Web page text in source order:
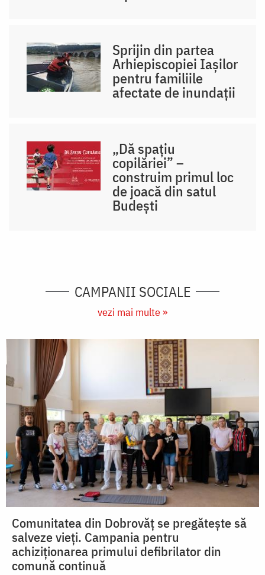
Sprijin din partea
Arhiepiscopiei Iaşilor
pentru familiile
afectate de inundaţii
„Dă spațiu
copilăriei” –
construim primul loc
de joacă din satul
Budești
CAMPANII SOCIALE
vezi mai multe »
Comunitatea din Dobrovăț se pregătește să
salveze vieți. Campania pentru
achiziționarea primului defibrilator din
comună continuă